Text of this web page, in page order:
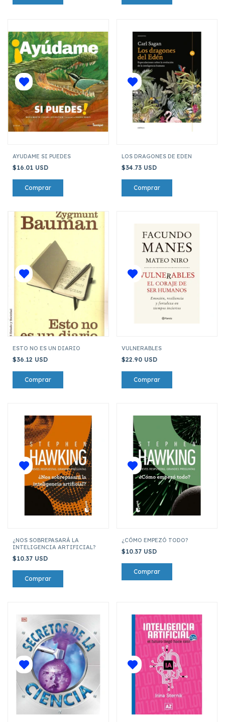
AYUDAME SI PUEDES
$16.01 USD
LOS DRAGONES DE EDEN
$34.73 USD
ESTO NO ES UN DIARIO
$36.12 USD
VULNERABLES
$22.90 USD
¿NOS SOBREPASARÁ LA
INTELIGENCIA ARTIFICIAL?
$10.37 USD
¿CÓMO EMPEZÓ TODO?
$10.37 USD